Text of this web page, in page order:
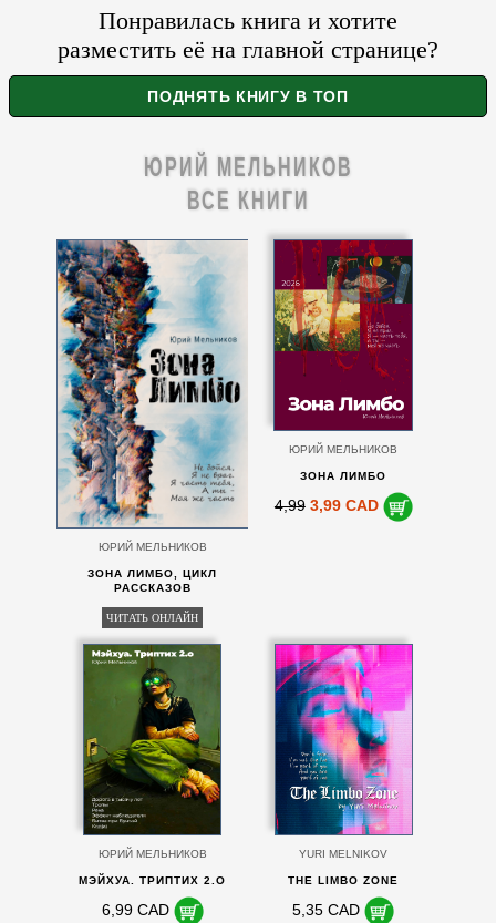
Понравилась книга и хотите
разместить её на главной странице?
ЮРИЙ МЕЛЬНИКОВ
ВСЕ КНИГИ
ЮРИЙ МЕЛЬНИКОВ
ЗОНА ЛИМБО, ЦИКЛ
РАССКАЗОВ
ЧИТАТЬ ОНЛАЙН
ЮРИЙ МЕЛЬНИКОВ
ЗОНА ЛИМБО
4,99 3,99 CAD
ЮРИЙ МЕЛЬНИКОВ
МЭЙХУА. ТРИПТИХ 2.O
6,99 CAD
YURI MELNIKOV
THE LIMBO ZONE
5,35 CAD